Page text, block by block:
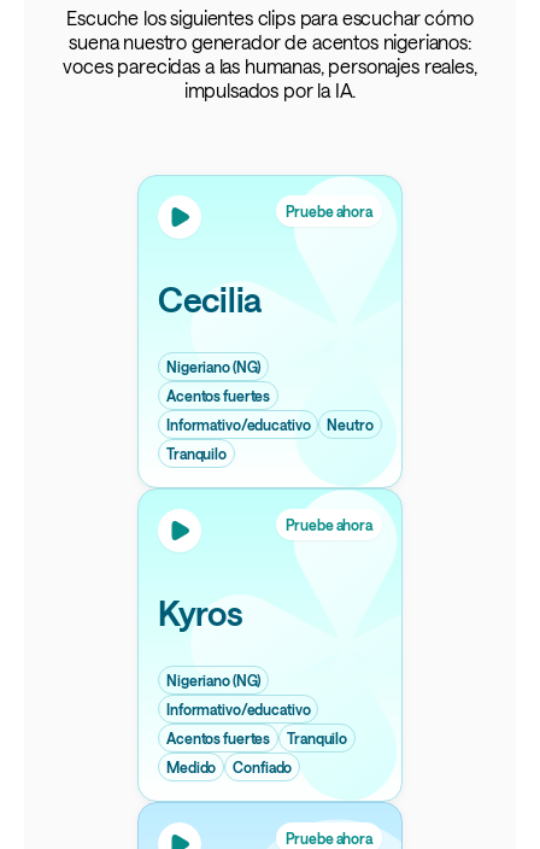
Escuche los siguientes clips para escuchar cómo
suena nuestro generador de acentos nigerianos:
voces parecidas a las humanas, personajes reales,
impulsados por la IA.
Pruebe ahora
Cecilia
Nigeriano (NG)
Acentos fuertes
Informativo/educativo
Neutro
Tranquilo
Pruebe ahora
Kyros
Nigeriano (NG)
Informativo/educativo
Acentos fuertes
Tranquilo
Medido
Confiado
Pruebe ahora